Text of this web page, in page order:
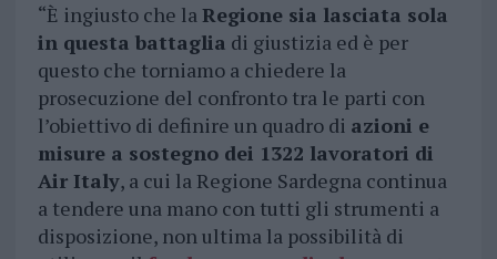
“È ingiusto che laRegione sia lasciata sola
in questa battaglia di giustizia ed è per
questo che torniamo a chiedere la
prosecuzione del confronto tra le parti con
l’obiettivo di definire un quadro di azioni e
misure a sostegno dei 1322 lavoratori di
Air Italy, a cui la Regione Sardegna continua
a tendere una mano con tutti gli strumenti a
disposizione, non ultima la possibilità di